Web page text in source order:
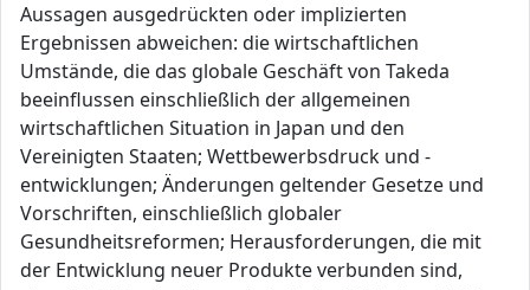
Aussagen ausgedrückten oder implizierten
Ergebnissen abweichen: die wirtschaftlichen
Umstände, die das globale Geschäft von Takeda
beeinflussen einschließlich der allgemeinen
wirtschaftlichen Situation in Japan und den
Vereinigten Staaten; Wettbewerbsdruck und -
entwicklungen; Änderungen geltender Gesetze und
Vorschriften, einschließlich globaler
Gesundheitsreformen; Herausforderungen, die mit
der Entwicklung neuer Produkte verbunden sind,